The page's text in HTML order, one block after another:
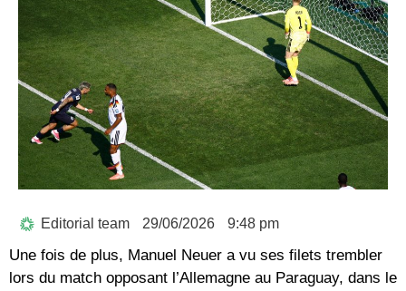
Editorial team 29/06/2026 9:48 pm
Une fois de plus, Manuel Neuer a vu ses filets trembler
lors du match opposant l’Allemagne au Paraguay, dans le